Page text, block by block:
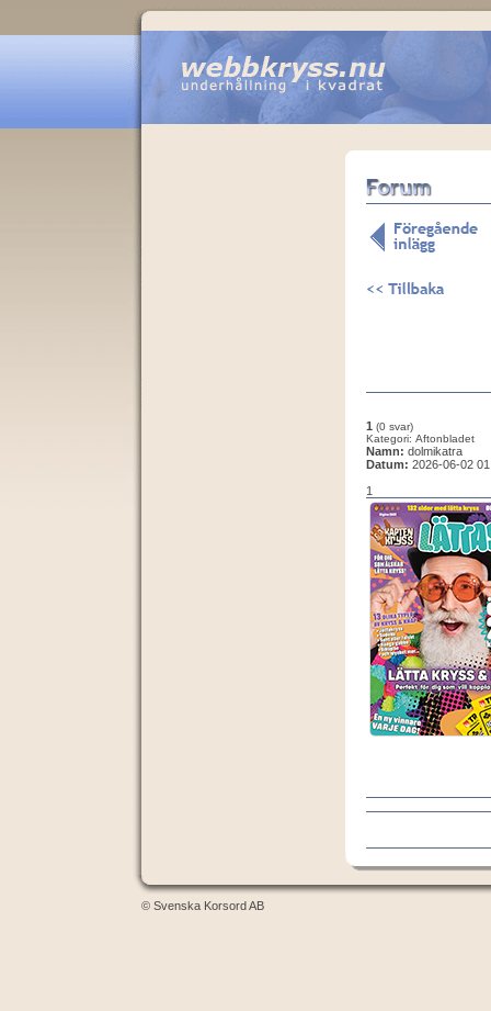
1 (0 svar)
Kategori: Aftonbladet
Namn: dolmikatra
Datum: 2026-06-02
1
© Svenska Korsord AB